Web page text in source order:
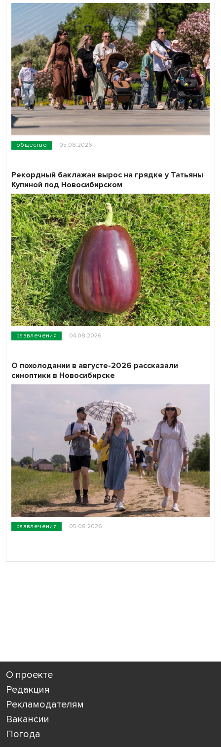
общество 05.08.2026
развлечения 04.08.2026
Рекордный баклажан вырос на грядке у Татьяны
Купиной под Новосибирском
развлечения 05.08.2026
О похолодании в августе-2026 рассказали
синоптики в Новосибирске
О проекте
Редакция
Рекламодателям
Вакансии
Погода